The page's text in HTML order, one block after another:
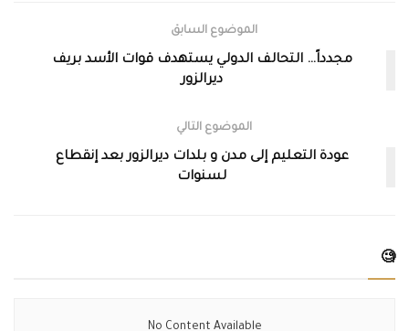
الموضوع السابق
مجدداً… التحالف الدولي يستهدف قوات الأسد بريف
ديرالزور
الموضوع التالي
عودة التعليم إلى مدن و بلدات ديرالزور بعد إنقطاع
لسنوات
🧐
No Content Available